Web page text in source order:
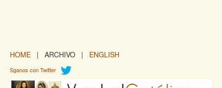
HOME | ARCHIVO | ENGLISH
Sganos con Twitter